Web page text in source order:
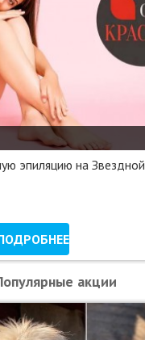
эпиляцию на Звездной
акции